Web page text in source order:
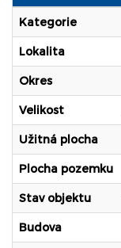
Kategorie
Lokalita
Okres
Velikost
Užitná plocha
Plocha pozemku
Stav objektu
Budova